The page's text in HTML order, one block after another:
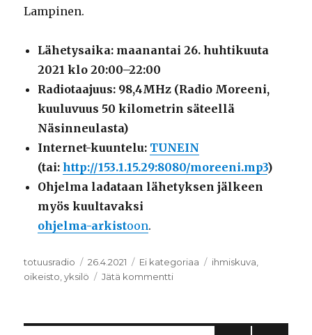
Lampinen.
Lähetysaika: maanantai 26. huhtikuuta
2021 klo 20:00–22:00
Radiotaajuus: 98,4MHz (Radio Moreeni,
kuuluvuus 50 kilometrin säteellä
Näsinneulasta)
Internet-kuuntelu: TUNEIN
(tai:http://153.1.15.29:8080/moreeni.mp3)
Ohjelma ladataan lähetyksen jälkeen
myös kuultavaksi
ohjelma-arkistoon.
Kirjoittaja
totuusradio Julkaistu
26.4.2021 Kategoriat
Ei kategoriaa Avainsanat
ihmiskuva,
oikeisto,yksilö Jätä kommentti
panttivankina